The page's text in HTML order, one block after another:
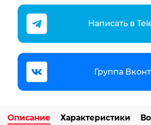
Написать в
Группа
Описание Характеристики